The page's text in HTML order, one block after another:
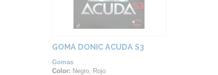
GOMA DONIC ACUDA S3
Gomas
Color: Negro, Rojo